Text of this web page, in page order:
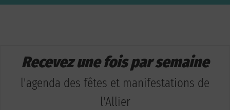
Recevez une fois par semaine
l'agenda des fêtes et manifestations de
l'Allier